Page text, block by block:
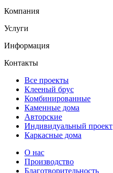
Компания
Услуги
Информация
Контакты
Все проекты
Клееный брус
Комбинированные
Каменные дома
Авторские
Индивидуальный проект
Каркасные дома
О нас
Производство
Благотворительность